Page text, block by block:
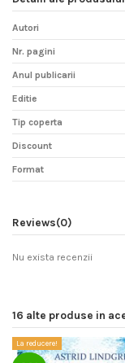
Autori
Nr. pagini
Anul publicarii
Editie
Tip coperta
Discount
Format
Reviews(0)
Nu exista recenzii
16 alte produse in
La reducere!